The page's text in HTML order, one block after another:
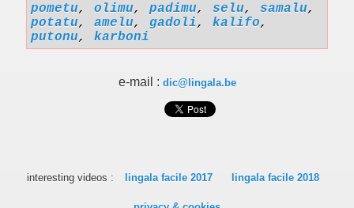
pometu, olimu, padimu, selu, samalu,
potatu, amelu, gadoli, kalifo,
putonu, karboni
e-mail : dic@lingala.be
interesting videos : lingala facile 2017 lingala facile 2018